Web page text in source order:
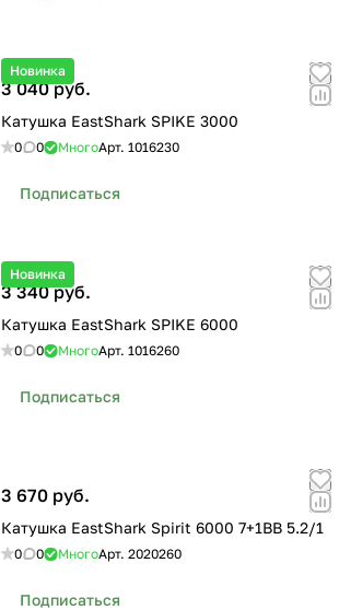
Новинка
3 040 руб.
Катушка EastShark SPIKE 3000
0 0 МногоАрт. 1016230
Подписаться
Новинка
3 340 руб.
Катушка EastShark SPIKE 6000
0 0 МногоАрт. 1016260
Подписаться
3 670 руб.
Катушка EastShark Spirit 6000 7+1BB 5.2/1
0 0 МногоАрт. 2020260
Подписаться